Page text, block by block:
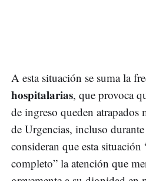
A esta situación se suma la
hospitalarias, que provoca
de ingreso queden atrapados
de Urgencias, incluso
consideran que esta
completo” la atención que